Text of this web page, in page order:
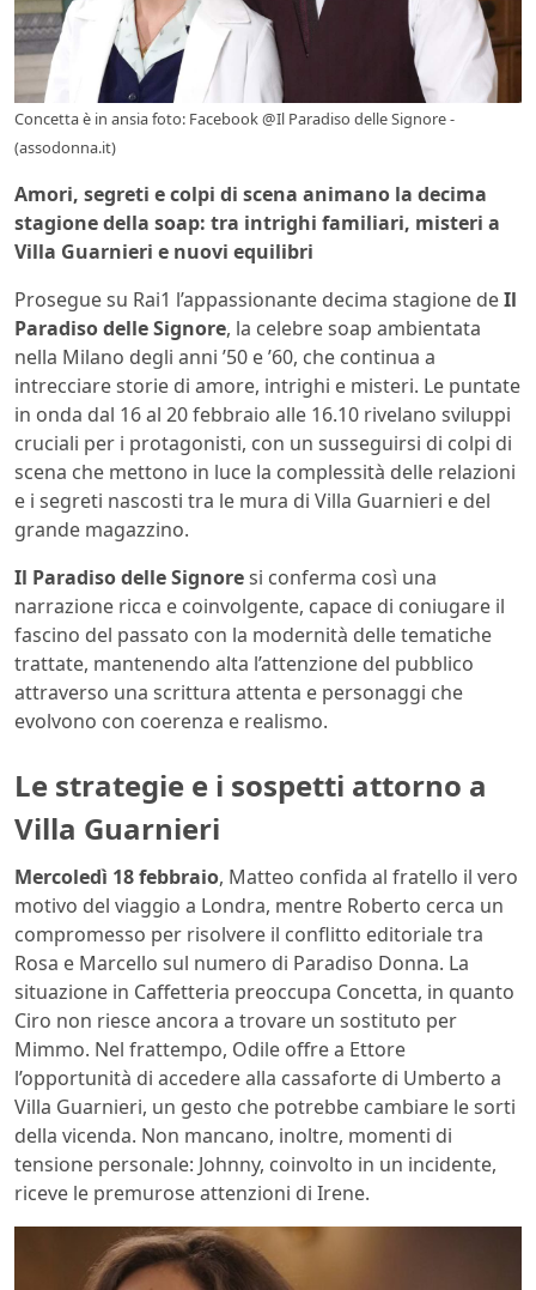
Concetta è in ansia foto: Facebook @Il Paradiso delle Signore -
(assodonna.it)
Amori, segreti e colpi di scena animano la decima
stagione della soap: tra intrighi familiari, misteri a
Villa Guarnieri e nuovi equilibri
Prosegue su Rai1 l’appassionante decima stagione deIl
Paradiso delle Signore, la celebre soap ambientata
nella Milano degli anni ’50 e ’60, che continua a
intrecciare storie di amore, intrighi e misteri. Le puntate
in onda dal 16 al 20 febbraio alle 16.10 rivelano sviluppi
cruciali per i protagonisti, con un susseguirsi di colpi di
scena che mettono in luce la complessità delle relazioni
e i segreti nascosti tra le mura di Villa Guarnieri e del
grande magazzino.
Il Paradiso delle Signoresi conferma così una
narrazione ricca e coinvolgente, capace di coniugare il
fascino del passato con la modernità delle tematiche
trattate, mantenendo alta l’attenzione del pubblico
attraverso una scrittura attenta e personaggi che
evolvono con coerenza e realismo.
Le strategie e i sospetti attorno a
Villa Guarnieri
Mercoledì 18 febbraio, Matteo confida al fratello il vero
motivo del viaggio a Londra, mentre Roberto cerca un
compromesso per risolvere il conflitto editoriale tra
Rosa e Marcello sul numero di Paradiso Donna. La
situazione in Caffetteria preoccupa Concetta, in quanto
Ciro non riesce ancora a trovare un sostituto per
Mimmo. Nel frattempo, Odile offre a Ettore
l’opportunità di accedere alla cassaforte di Umberto a
Villa Guarnieri, un gesto che potrebbe cambiare le sorti
della vicenda. Non mancano, inoltre, momenti di
tensione personale: Johnny, coinvolto in un incidente,
riceve le premurose attenzioni di Irene.